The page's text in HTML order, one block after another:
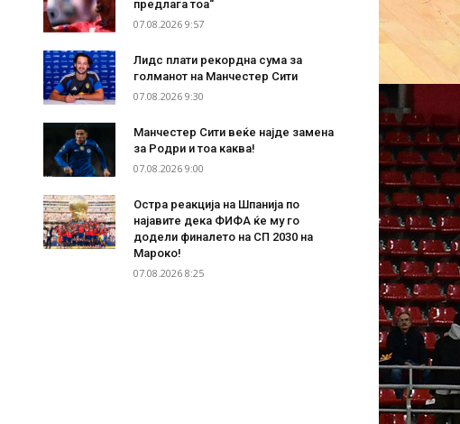
предлага тоа“
07.08.2026 9:57
Лидс плати рекордна сума за
голманот на Манчестер Сити
07.08.2026 9:30
Манчестер Сити веќе најде замена
за Родри и тоа каква!
07.08.2026 9:00
Остра реакција на Шпанија по
најавите дека ФИФА ќе му го
додели финалето на СП 2030 на
Мароко!
07.08.2026 8:25